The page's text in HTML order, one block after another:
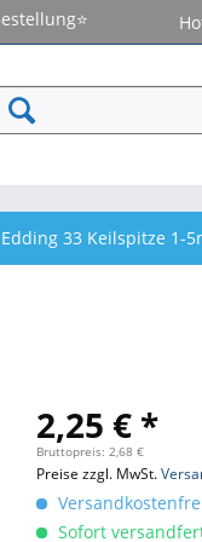
33 Keilspitze 1-
2,25 € *
Bruttopreis: 2,68 €
Preise zzgl. MwSt.
Sofort